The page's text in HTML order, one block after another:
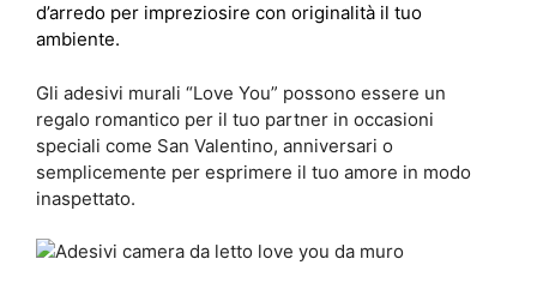
d’arredo per impreziosire con originalità il tuo
ambiente.
Gli adesivi murali “Love You” possono essere un
regalo romantico per il tuo partner in occasioni
speciali come San Valentino, anniversari o
semplicemente per esprimere il tuo amore in modo
inaspettato.